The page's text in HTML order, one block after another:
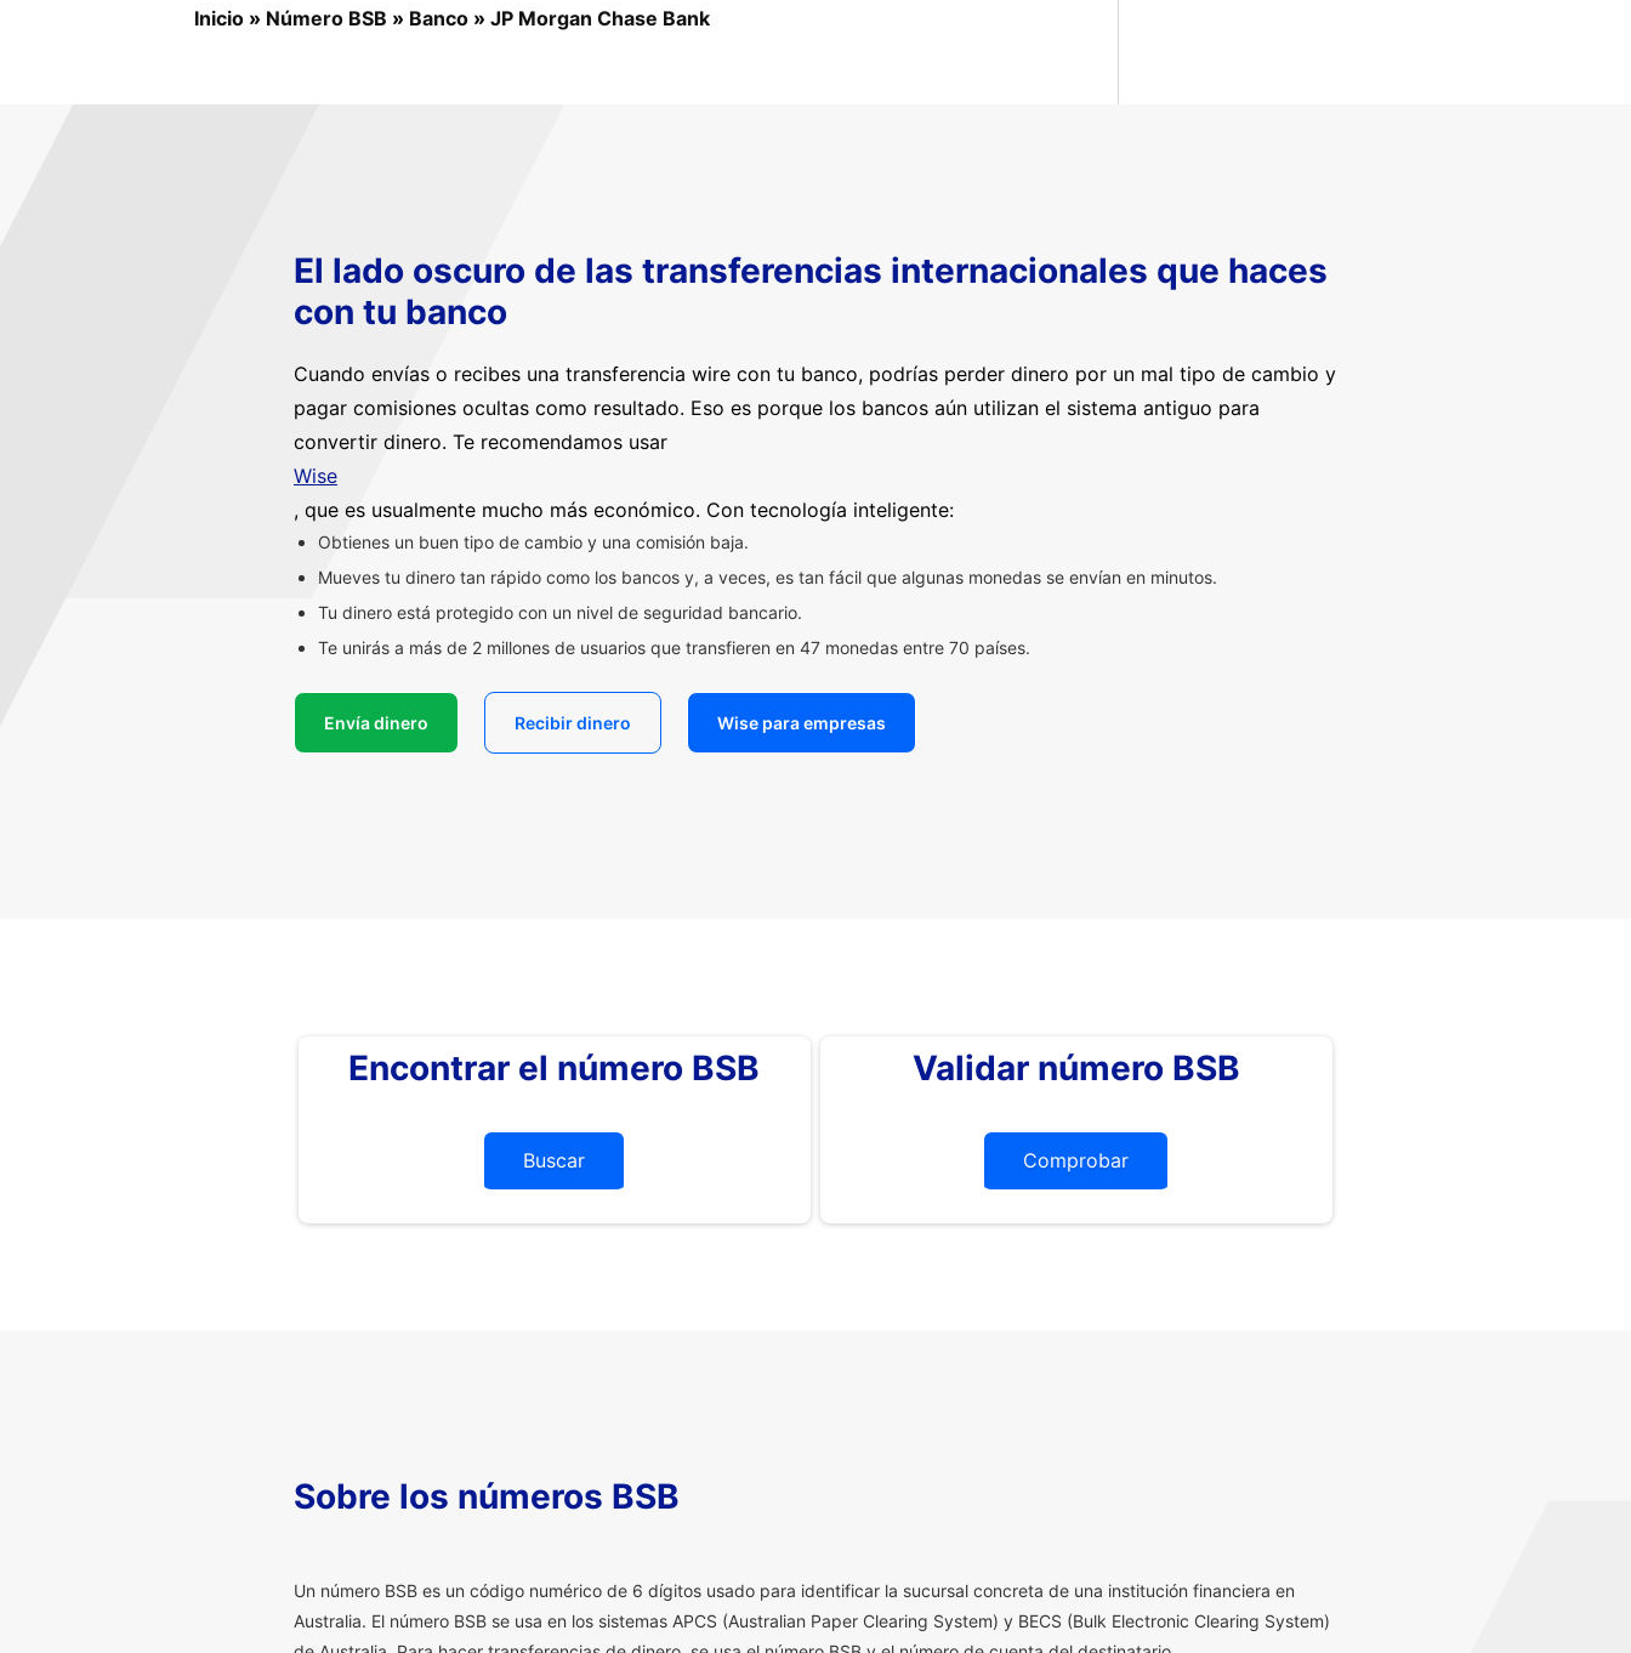
Inicio » Número BSB » Banco » JP Morgan Chase Bank
El lado oscuro de las transferencias internacionales que haces
con tu banco
Cuando envías o recibes una transferencia wire con tu banco, podrías perder dinero por un mal tipo de cambio y
pagar comisiones ocultas como resultado. Eso es porque los bancos aún utilizan el sistema antiguo para
convertir dinero. Te recomendamos usar
Wise
, que es usualmente mucho más económico. Con tecnología inteligente:
Obtienes un buen tipo de cambio y una comisión baja.
Mueves tu dinero tan rápido como los bancos y, a veces, es tan fácil que algunas monedas se envían en minutos.
Tu dinero está protegido con un nivel de seguridad bancario.
Te unirás a más de 2 millones de usuarios que transfieren en 47 monedas entre 70 países.
Envía dinero Recibir dinero Wise para empresas
Encontrar el número BSB
Buscar
Validar número BSB
Comprobar
Sobre los números BSB
Un número BSB es un código numérico de 6 dígitos usado para identificar la sucursal concreta de una institución financiera en
Australia. El número BSB se usa en los sistemas APCS (Australian Paper Clearing System) y BECS (Bulk Electronic Clearing System)